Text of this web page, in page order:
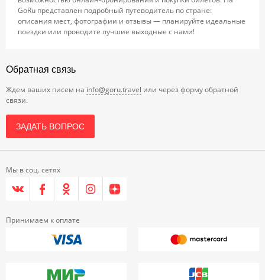
GoRu представлен подробный путеводитель по стране:
описания мест, фотографии и отзывы — планируйте идеальные
поездки или проводите лучшие выходные с нами!
Обратная связь
Ждем ваших писем на info@goru.travel или через форму обратной
связи.
ЗАДАТЬ ВОПРОС
Мы в соц. сетях
Принимаем к оплате